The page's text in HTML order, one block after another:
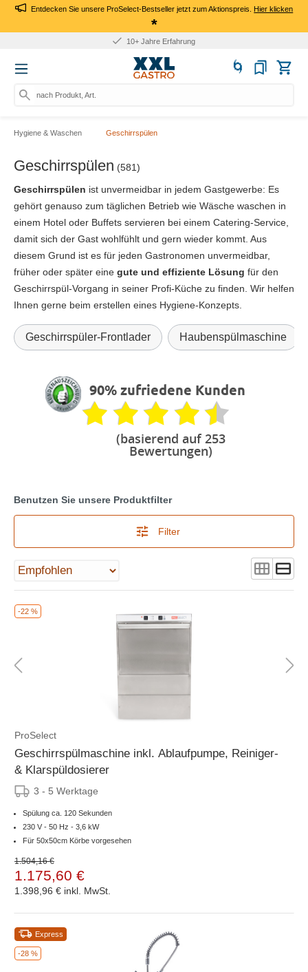
Entdecken Sie unsere ProSelect-Bestseller jetzt zum Aktionspreis.Hier klicken
*
10+ Jahre Erfahrung
nach Produkt, Art.-Nr., Mar
Hygiene & Waschen Geschirrspülen
Geschirrspülen (581)
Geschirrspülen ist unvermeidbar in jedem Gastgewerbe: Es
gehört genauso zum täglichen Betrieb wie Wäsche waschen in
einem Hotel oder Buffets servieren bei einem Catering-Service,
damit sich der Gast wohlfühlt und gern wieder kommt. Aus
diesem Grund ist es für jeden Gastronomen unvermeidbar,
früher oder später eine gute und effiziente Lösung für den
Geschirrspül-Vorgang in seiner Profi-Küche zu finden. Wir helfen
Ihnen gerne beim erstellen eines Hygiene-Konzepts.
Geschirrspüler-Frontlader Haubenspülmaschine
90% zufriedene Kunden
(basierend auf 253
Bewertungen)
Benutzen Sie unsere Produktfilter
Filter
-22 %
ProSelect
Geschirrspülmaschine inkl. Ablaufpumpe, Reiniger-
& Klarspüldosierer
3 - 5 Werktage
Spülung ca. 120 Sekunden
230 V - 50 Hz - 3,6 kW
Für 50x50cm Körbe vorgesehen
1.504,16 €
1.175,60 €
1.398,96 € inkl. MwSt.
-28 %
Express